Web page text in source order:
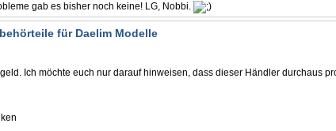
gab es bisher noch keine! LG, Nobbi.
für Daelim Modelle
Ich möchte euch nur darauf hinweisen, dass dieser Händler durchaus